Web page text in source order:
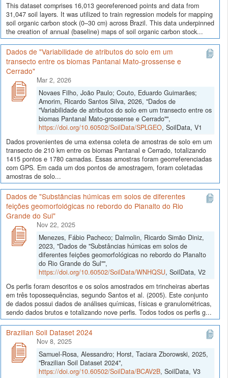
This dataset comprises 16,013 georeferenced points and data from
31,047 soil layers. It was utilized to train regression models for mapping
soil organic carbon stock (0–30 cm) across Brazil. This data underpinned
the creation of annual (baseline) maps of soil organic carbon stock...
Dados de "Variabilidade de atributos do solo em um
transecto entre os biomas Pantanal Mato-grossense e
Cerrado"
Mar 2, 2026
Novaes Filho, João Paulo; Couto, Eduardo Guimarães;
Amorim, Ricardo Santos Silva, 2026, "Dados de
"Variabilidade de atributos do solo em um transecto entre os
biomas Pantanal Mato-grossense e Cerrado"",
https://doi.org/10.60502/SoilData/SPLGEO, SoilData, V1
Dados provenientes de uma extensa coleta de amostras de solo em um
transecto de 210 km entre os biomas Pantanal e Cerrado, totalizando
1415 pontos e 1780 camadas. Essas amostras foram georreferenciadas
com GPS. Em cada um dos pontos de amostragem, foram coletadas
amostras de solo...
Dados de "Substâncias húmicas em solos de diferentes
feições geomorfológicas no rebordo do Planalto do Rio
Grande do Sul"
Nov 22, 2025
Menezes, Fábio Pacheco; Dalmolin, Ricardo Simão Diniz,
2023, "Dados de "Substâncias húmicas em solos de
diferentes feições geomorfológicas no rebordo do Planalto
do Rio Grande do Sul"",
https://doi.org/10.60502/SoilData/WNHQSU, SoilData, V2
Os perfis foram descritos e os solos amostrados em trincheiras abertas
em três topossequências, segundo Santos et al. (2005). Este conjunto
de dados possui dados de análises químicas, físicas e granulométricas,
sendo dados brutos e totalizando nove perfis. Todos todos os perfis g...
Brazilian Soil Dataset 2024
Nov 8, 2025
Samuel-Rosa, Alessandro; Horst, Taciara Zborowski, 2025,
"Brazilian Soil Dataset 2024",
https://doi.org/10.60502/SoilData/BCAV2B, SoilData, V3